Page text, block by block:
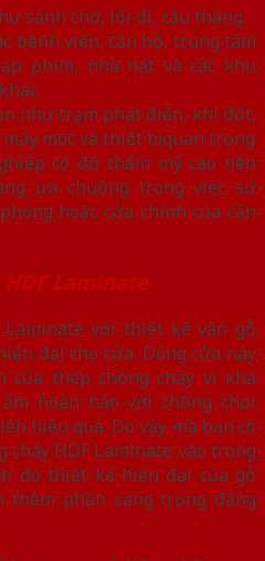
sảnh chờ, lối đi, cầu tháng
bệnh viện, căn hộ, trung tâm
phim, nhà hát và các khu
như trạm phát điện, khí đốt,
móc và thiết bị quan trọng
có độ thẩm mỹ cao nên
ưa chuộng trong việc sử
hoặc cửa chính của căn
Laminate
Laminate với thiết kế vân gỗ
đại cho cửa. Dòng cửa này
của thép chống cháy vì khả
hoàn hảo với chống chọi
hiệu quả. Do vậy mà bạn có
HDF Laminate vào trong
đó thiết kế hiện đại của gỗ
thêm phần sang trọng đẳng